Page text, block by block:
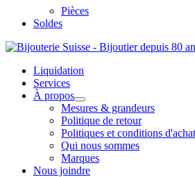
Pièces
Soldes
Liquidation
Services
À propos
Mesures & grandeurs
Politique de retour
Politiques et conditions d'achat
Qui nous sommes
Marques
Nous joindre